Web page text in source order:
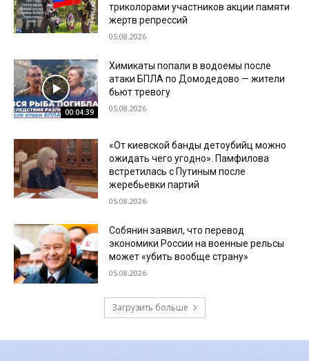
триколорами участников акции памяти
жертв репрессий
05.08.2026
00:04:39
Химикаты попали в водоемы после
атаки БПЛА по Домодедово — жители
бьют тревогу
05.08.2026
«От киевской банды детоубийц можно
ожидать чего угодно». Памфилова
встретилась с Путиным после
жеребьевки партий
05.08.2026
Собянин заявил, что перевод
экономики России на военные рельсы
может «убить вообще страну»
05.08.2026
Загрузить больше